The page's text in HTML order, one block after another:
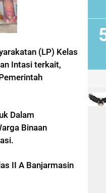
(LP) Kelas
Intasi terkait,
Dalam
Binaan
II A Banjarmasin